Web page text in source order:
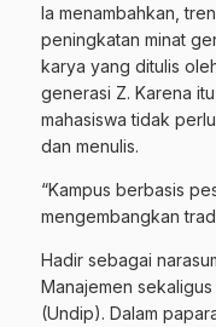
Ia menambahkan,
peningkatan minat
karya yang ditulis
generasi Z. Karena
mahasiswa tidak
dan menulis.
“Kampus berbasis
mengembangkan
Hadir sebagai
Manajemen
(Undip). Dalam